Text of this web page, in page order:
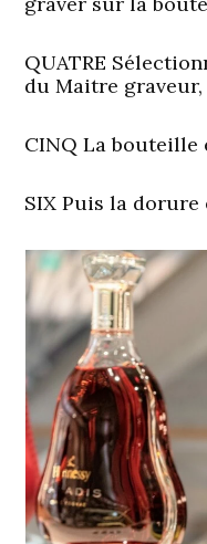
QUATRE
du Maitre graveur,
CINQ La bouteille
SIX Puis la dorure